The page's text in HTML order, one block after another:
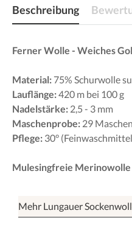
Beschreibung
Ferner Wolle - Weiches
Material: 75% Schurwolle
Lauflänge:420 m bei 100 g
Nadelstärke: 2,5 - 3 mm
Maschenprobe: 29
Pflege: 30°
Mulesingfreie
Mehr Lungauer